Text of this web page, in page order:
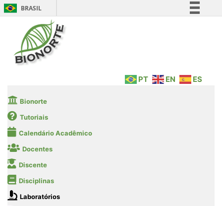
BRASIL
Legislação
PT EN ES
Bionorte
Tutoriais
Calendário Acadêmico
Docentes
Discente
Disciplinas
Laboratórios